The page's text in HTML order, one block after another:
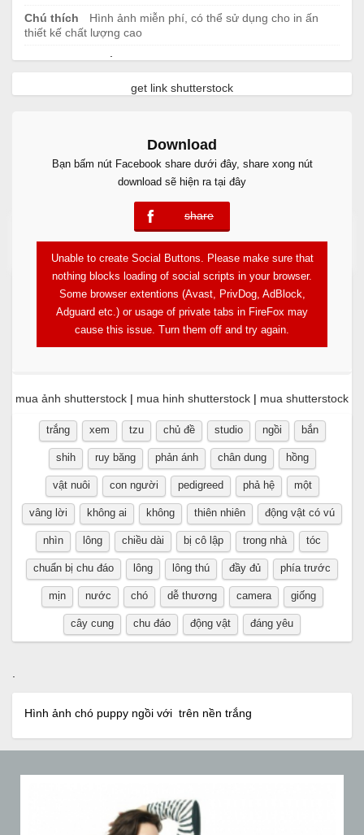
Chú thích
Hình ảnh miễn phí, có thể sử dụng cho in ấn
thiết kế chất lượng cao
get link shutterstock
Free Download
Download
Bạn bấm nút Facebook share dưới đây, share xong nút
download sẽ hiện ra tại đây
share
error
Unable to create Social Buttons. Please make sure that
nothing blocks loading of social scripts in your browser.
Some browser extentions (Avast, PrivDog, AdBlock,
Adguard etc.) or usage of private tabs in FireFox may
cause this issue. Turn them off and try again.
mua ảnh shutterstock | mua hinh shutterstock | mua shutterstock
trắng xem tzu chủ đề studio ngồi bắn
shih ruy băng phản ánh chân dung hồng
vật nuôi con người pedigreed phả hệ một
vâng lời không ai không thiên nhiên động vật có vú
nhìn lông chiều dài bị cô lập trong nhà tóc
chuẩn bị chu đáo lông lông thú đầy đủ phía trước
mịn nước chó dễ thương camera giống
cây cung chu đáo động vật đáng yêu
Hình ảnh chó puppy ngồi với trên nền trắng